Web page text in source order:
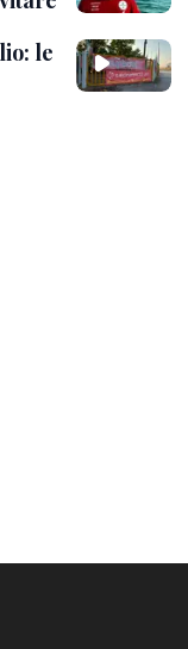
le